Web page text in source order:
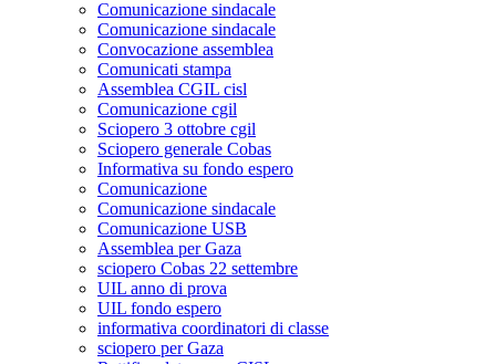
Comunicazione sindacale
Comunicazione sindacale
Convocazione assemblea
Comunicati stampa
Assemblea CGIL cisl
Comunicazione cgil
Sciopero 3 ottobre cgil
Sciopero generale Cobas
Informativa su fondo espero
Comunicazione
Comunicazione sindacale
Comunicazione USB
Assemblea per Gaza
sciopero Cobas 22 settembre
UIL anno di prova
UIL fondo espero
informativa coordinatori di classe
sciopero per Gaza